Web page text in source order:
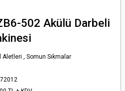
502 Akülü Darbeli
Aletleri ,Somun Sıkmalar